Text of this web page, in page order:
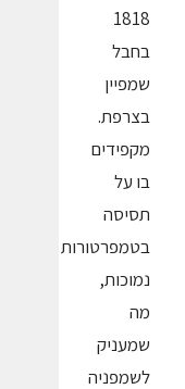
1818
בחבל
שמפיין
בצרפת.
מקפידים
בו על
תסיסה
בטמפרטורות
נמוכות,
מה
שמעניק
לשמפניה